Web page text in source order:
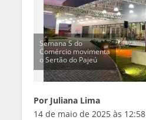
Semana S do
Comércio movimenta
o Sertão do Pajeú
Por Juliana Lima
14 de maio de 2025 às 12:58